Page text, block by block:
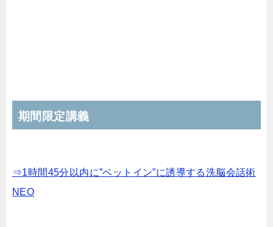
期間限定講義
⇒1時間45分以内に”ベットイン”に誘導する洗脳会話術
NEO